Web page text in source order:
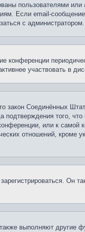
пользователями
Если email-
с администратором.
конференции
участвовать в
закон Соединённых
того,
или к самой
отношений, кроме
Он
выполняют другие